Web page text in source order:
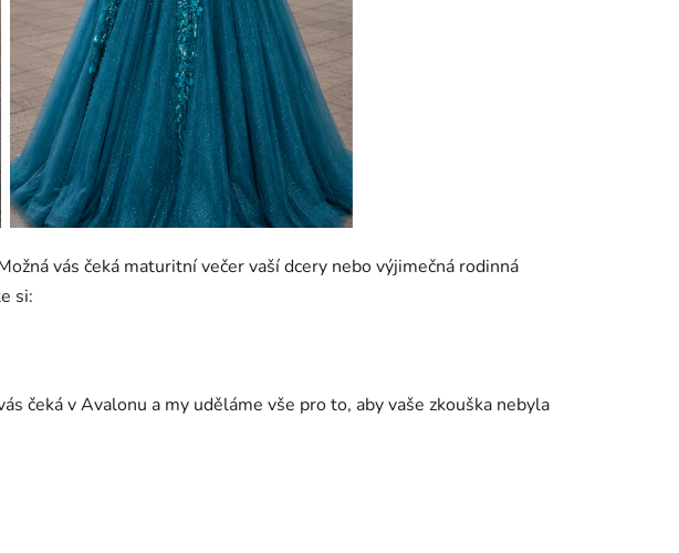
vás čeká maturitní večer vaší dcery nebo výjimečná rodinná
si:
čeká v Avalonu a my uděláme vše pro to, aby vaše zkouška nebyla